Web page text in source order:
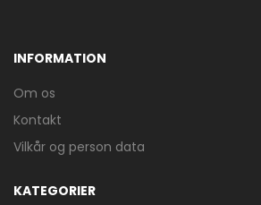
INFORMATION
Om os
Kontakt
Vilkår og person data
KATEGORIER